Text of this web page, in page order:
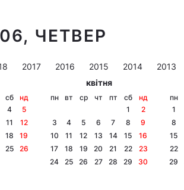
ЧЕТВЕР
2017 2016 2015 2014 2013
сб
нд
4
5
11
12
18
19
25
26
квітня
пн вт ср чт пт сб
нд
1
2
3
4 5 6 7 8
9
10
11 12 13 14 15
16
17
18 19 20 21 22
23
24
25 26 27 28 29 30
пн
1
8
15
22
29